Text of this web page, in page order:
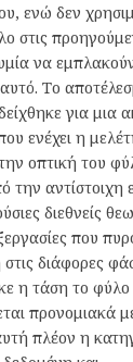
ενώ δεν
στις
να
Το
για μια
ενέχει η
οπτική του
την αντίστοιχη
διεθνείς
που
στις διάφορες
η τάση το φύλο
προνομιακά
πλέον η